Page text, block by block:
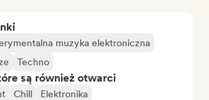
muzyka elektroniczna
Techno
są również otwarci
Chill
Elektronika